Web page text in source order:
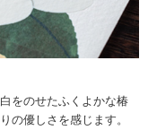
をのせたふくよかな椿
の優しさを感じます。